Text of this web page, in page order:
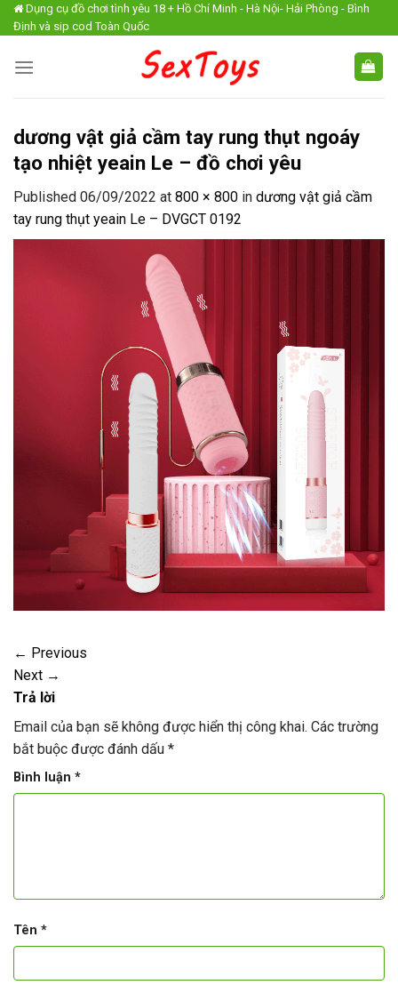
Skip
to
Dụng cụ đồ chơi tình yêu 18 + Hồ Chí Minh - Hà Nội- Hải Phòng - Bình
Định và sip cod Toàn Quốc
dương vật giả cầm tay rung thụt ngoáy
tạo nhiệt yeain Le – đồ chơi yêu
Published 06/09/2022 at 800 × 800 in dương vật giả cầm
tay rung thụt yeain Le – DVGCT 0192
← Previous
Next →
Trả lời
Email của bạn sẽ không được hiển thị công khai. Các trường
bắt buộc được đánh dấu *
Bình luận *
Tên *